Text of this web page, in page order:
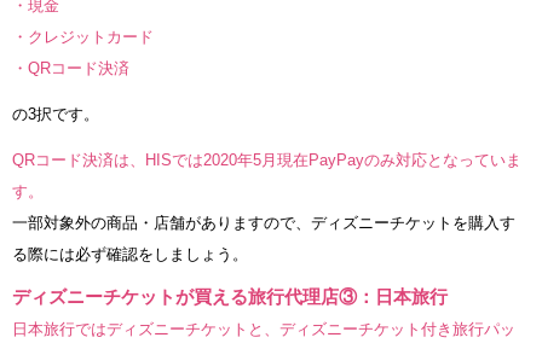
・現金
・クレジットカード
・QRコード決済
の3択です。
QRコード決済は、HISでは2020年5月現在PayPayのみ対応となっていま
す。
一部対象外の商品・店舗がありますので、ディズニーチケットを購入す
る際には必ず確認をしましょう。
ディズニーチケットが買える旅行代理店③：日本旅行
日本旅行ではディズニーチケットと、ディズニーチケット付き旅行パッ